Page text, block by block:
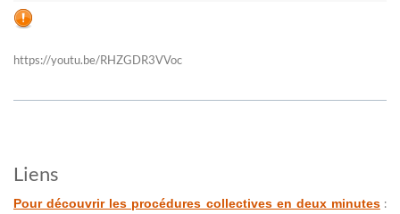
https://youtu.be/RHZGDR3VVoc
Liens
Pour découvrir les procédures collectives en deux minutes :